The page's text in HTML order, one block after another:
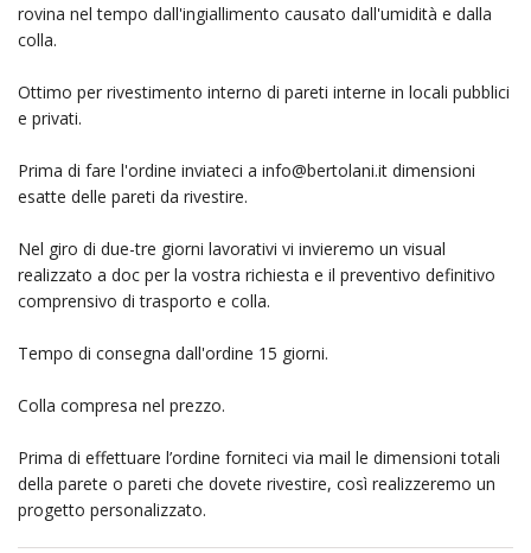
rovina nel tempo dall'ingiallimento causato dall'umidità e dalla
colla.
Ottimo per rivestimento interno di pareti interne in locali pubblici
e privati.
Prima di fare l'ordine inviateci a info@bertolani.it dimensioni
esatte delle pareti da rivestire.
Nel giro di due-tre giorni lavorativi vi invieremo un visual
realizzato a doc per la vostra richiesta e il preventivo definitivo
comprensivo di trasporto e colla.
Tempo di consegna dall'ordine 15 giorni.
Colla compresa nel prezzo.
Prima di effettuare l’ordine forniteci via mail le dimensioni totali
della parete o pareti che dovete rivestire, così realizzeremo un
progetto personalizzato.